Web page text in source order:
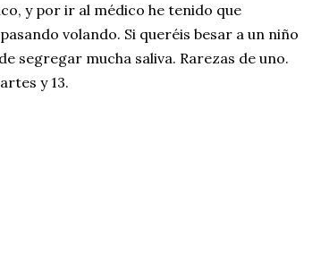
y por ir al médico he tenido que
volando. Si queréis besar a un niño
segregar mucha saliva. Rarezas de uno.
y 13.